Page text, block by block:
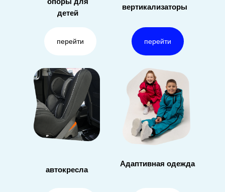
вертикализаторы
детей
автокресла
перейти перейти
Адаптивная одежда